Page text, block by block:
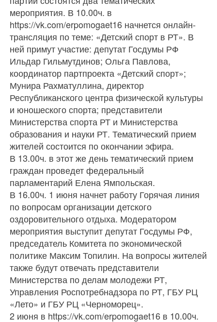
мероприятия. В 10.00ч. в
https://vk.com/erpomogaet16 начнется онлайн-
трансляция по теме: «Детский спорт в РТ». В
ней примут участие: депутат Госдумы РФ
Ильдар Гильмутдинов; Ольга Павлова,
координатор партпроекта «Детский спорт»;
Мунира Рахматуллина, директор
Республиканского центра физической культуры
и юношеского спорта; представители
Министерства спорта РТ и Министерства
образования и науки РТ. Тематический прием
жителей состоится по окончании эфира.
В 13.00ч. в этот же день тематический прием
граждан проведет федеральный
парламентарий Елена Ямпольская.
В 16.00ч. 1 июня начнет работу Горячая линия
по вопросам организации детского
оздоровительного отдыха. Модератором
мероприятия выступит депутат Госдумы РФ,
председатель Комитета по экономической
политике Максим Топилин. На вопросы жителей
также будут отвечать представители
Министерства по делам молодежи РТ,
Управления Роспотребнадзора по РТ, ГБУ РЦ
«Лето» и ГБУ РЦ «Черноморец».
2 июня в https://vk.com/erpomogaet16 в 10.00ч.